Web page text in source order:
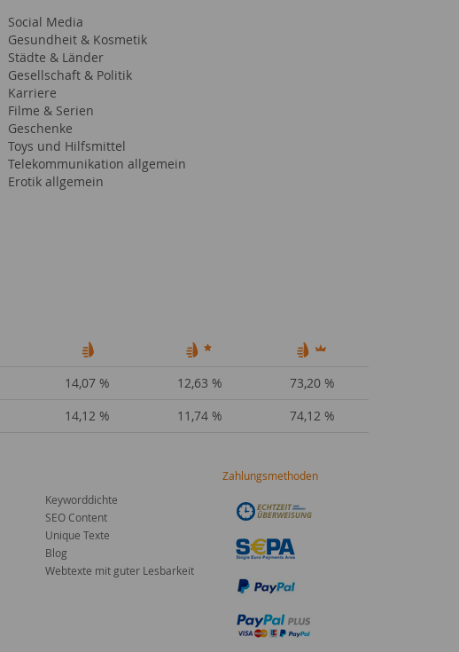
Social Media
Gesundheit & Kosmetik
Städte & Länder
Gesellschaft & Politik
Karriere
Filme & Serien
Geschenke
Toys und Hilfsmittel
Telekommunikation allgemein
Erotik allgemein
14,07 % 12,63 %
73,20 %
14,12 % 11,74 % 74,12 %
Keyworddichte
SEO Content
Unique Texte
Blog
Webtexte mit guter Lesbarkeit
Zahlungsmethoden